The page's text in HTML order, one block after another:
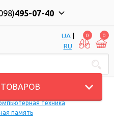
495-07-40
UA|
RU
0 0
техника
память